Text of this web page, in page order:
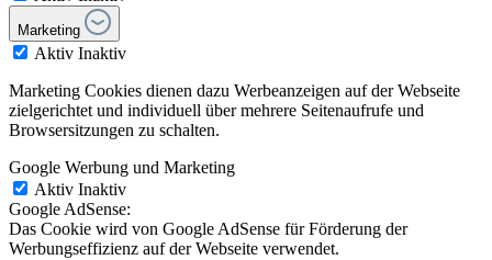
Marketing
Aktiv Inaktiv
Marketing Cookies dienen dazu Werbeanzeigen auf der Webseite
zielgerichtet und individuell über mehrere Seitenaufrufe und
Browsersitzungen zu schalten.
Google Werbung und Marketing
Aktiv Inaktiv
Google AdSense:
Das Cookie wird von Google AdSense für Förderung der
Werbungseffizienz auf der Webseite verwendet.